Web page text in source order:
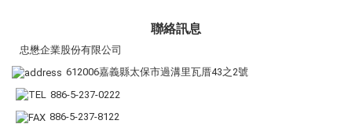
聯絡訊息
忠懋企業股份有限公司
612006嘉義縣太保市過溝里瓦厝43之2號
886-5-237-0222
886-5-237-8122